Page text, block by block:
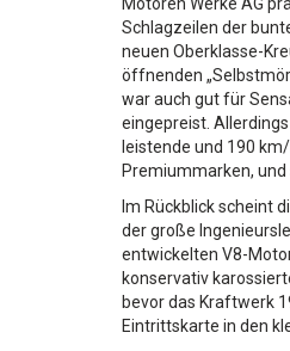
Schlagzeilen der
neuen Oberklasse-
öffnenden
war auch gut für
eingepreist.
leistende und 190
Premiummarken,
Im Rückblick scheint
der große
entwickelten V8-
konservativ
bevor das Kraftwerk
Eintrittskarte in den